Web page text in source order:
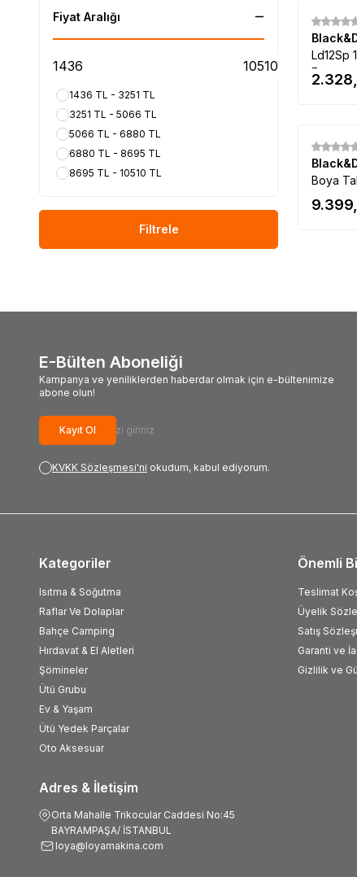
Fiyat Aralığı
1436 TL - 3251 TL
3251 TL - 5066 TL
5066 TL - 6880 TL
6880 TL - 8695 TL
8695 TL - 10510 TL
Filtrele
Ld12Sp
Entegre
Boya
E-Bülten Aboneliği
Kampanya ve yeniliklerden haberdar olmak için e-bültenimize
abone olun!
Kayıt Ol
KVKK Sözleşmesi'ni okudum, kabul ediyorum.
Adres & İletişim
Orta Mahalle Trikocular Caddesi No:45
BAYRAMPAŞA/ İSTANBUL
loya@loyamakina.com
Kategoriler
Isıtma & Soğutma
Raflar Ve Dolaplar
Bahçe Camping
Hırdavat & El Aletleri
Şömineler
Ütü Grubu
Ev & Yaşam
Ütü Yedek Parçalar
Oto Aksesuar
Önemli
Teslimat
Üyelik
Satış
Garanti ve
Gizlilik ve